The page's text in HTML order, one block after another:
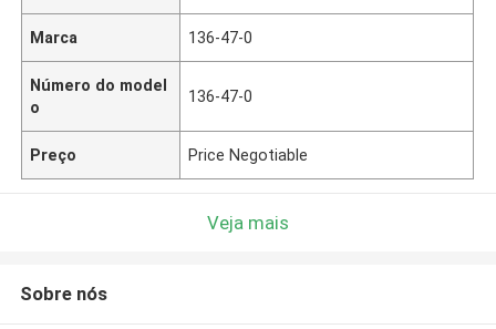
Marca 136-47-0
Número do model
o
136-47-0
Preço Price Negotiable
Veja mais
Sobre nós